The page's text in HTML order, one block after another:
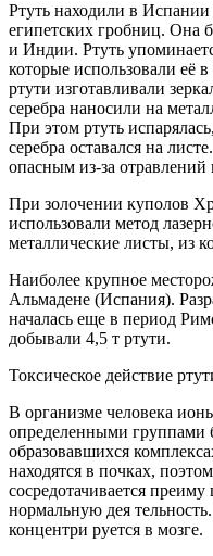
Ртуть находили в
египетских гробниц. Она
и Индии. Ртуть
которые использовали её
ртути изготавливали
серебра наносили на
При этом ртуть
серебра оставался на
опасным из-за отравлений
При золочении куполов
использовали метод
металлические листы, из
Наиболее крупное
Альмадене (Испания).
началась еще в период
добывали 4,5 т ртути.
Токсическое действие
В организме человека
определенными группами
образовавшихся
находятся в почках,
сосредотачивается
нормальную дея
концентри руется в мозге.